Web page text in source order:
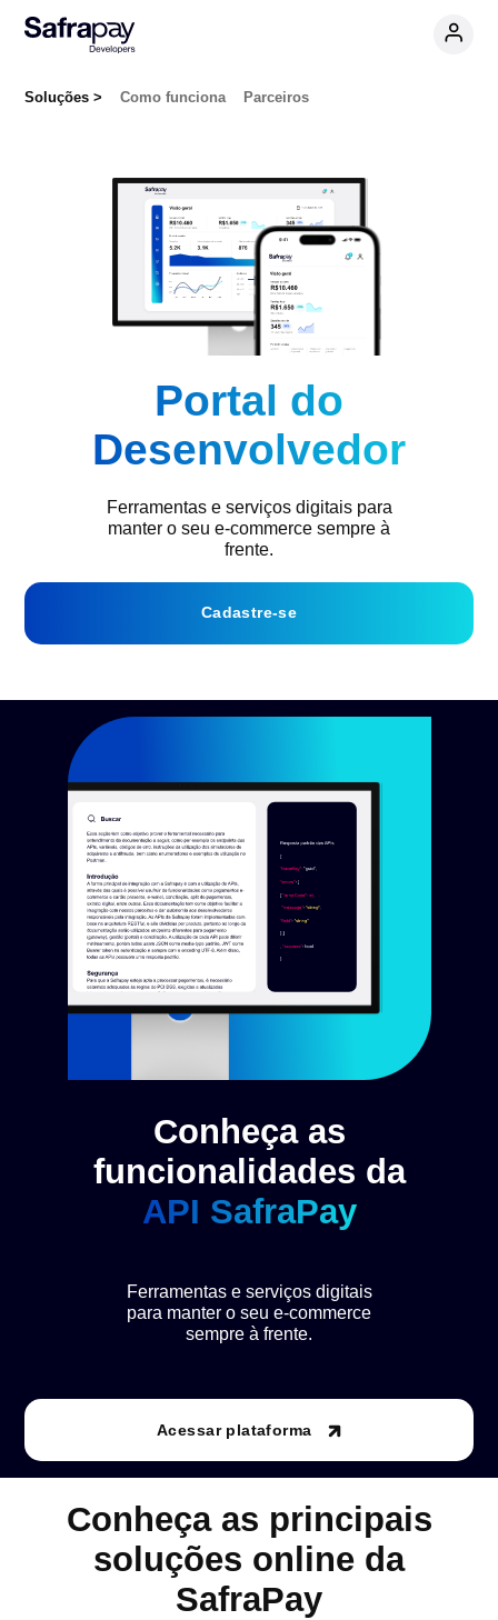
Soluções> Como funciona Parceiros
Portal do
Desenvolvedor
Ferramentas e serviços digitais para
manter o seu e-commerce sempre à
frente.
Cadastre-se
Conheça as
funcionalidades da
API SafraPay
Ferramentas e serviços digitais
para manter o seu e-commerce
sempre à frente.
Acessar plataforma
Conheça as principais
soluções online da
SafraPay